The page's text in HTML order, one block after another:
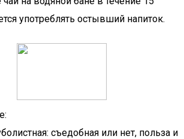
употреблять остывший напиток.
съедобная или нет, польза и